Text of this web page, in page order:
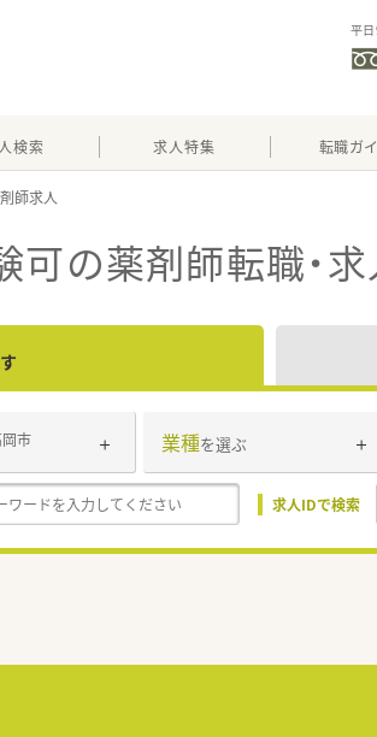
平日
検索 求人特集 転職ガ
可の薬剤師転職・
市 業種を選ぶ
求人IDで検索